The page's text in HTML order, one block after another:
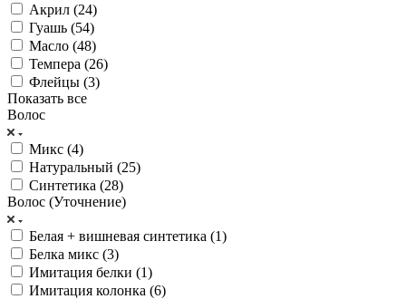
Акрил (24)
Гуашь (54)
Масло (48)
Темпера (26)
Флейцы (3)
Показать все
Волос
Микс (4)
Натуральный (25)
Синтетика (28)
Волос (Уточнение)
Белая + вишневая синтетика (1)
Белка микс (3)
Имитация белки (1)
Имитация колонка (6)